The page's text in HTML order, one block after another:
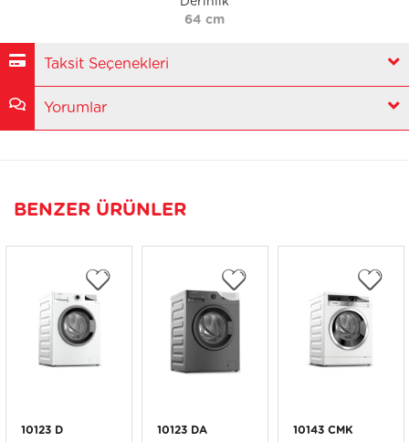
64 cm
Taksit Seçenekleri
Yorumlar
BENZER ÜRÜNLER
10123 D 10123 DA 10143 CMK